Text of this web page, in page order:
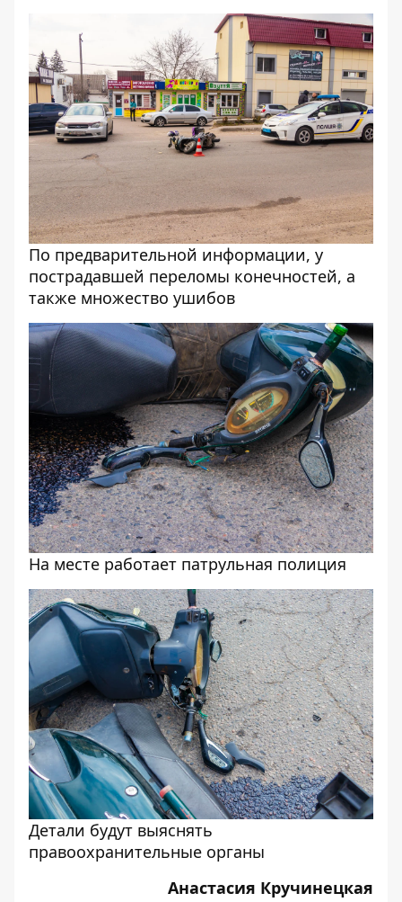
По предварительной информации, у
пострадавшей переломы конечностей, а
также множество ушибов
На месте работает патрульная полиция
Детали будут выяснять
правоохранительные органы
Анастасия Кручинецкая